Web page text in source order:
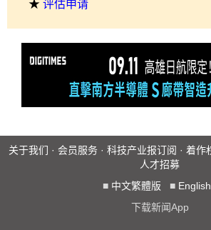
★ 评估申请
关于我们 · 会员服务 · 科技产业报订阅 · 着作
人才招募
■ 中文繁體版 ■ English
下载新闻App